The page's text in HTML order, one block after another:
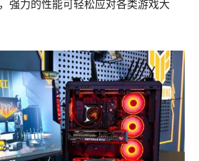
强力的性能可轻松应对各类游戏大